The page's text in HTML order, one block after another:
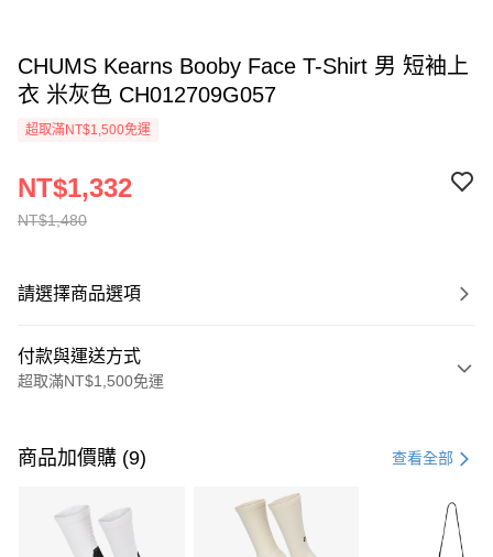
CHUMS Kearns Booby Face T-Shirt 男 短袖上
衣 米灰色 CH012709G057
超取滿NT$1,500免運
NT$1,480
NT$1,332
請選擇商品選項
付款與運送方式
超取滿NT$1,500免運
信用卡一次付款
3 期 0 利率 每期 21家銀行
商品加價購 (9) 查看全部